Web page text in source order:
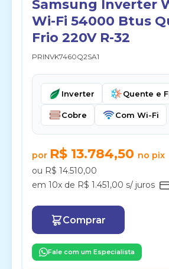
Samsung Inverter
Wi-Fi 54000 Btus
Frio 220V R-32
PRINVK7460Q2SA1
Inverter Quente e
Cobre Com Wi-Fi
por R$ 13.784,50 no pix
ou R$ 14.510,00
em 10x de R$ 1.451,00 s/ juros
Comprar
Fale com um Especialista